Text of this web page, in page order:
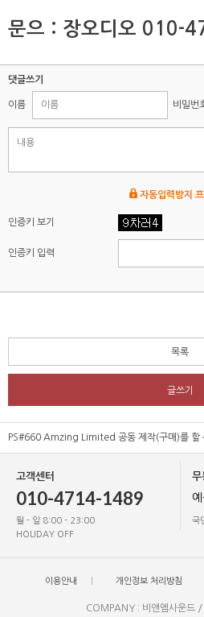
문으 : 장오디오 010-
댓글쓰기
이름 비밀번
자동입력방지
인증키 보기
인증키 입력
목록
글쓰기
PS#660 Amzing Limited 공동 제작(구매)를 할
고객센터
010-4714-1489
월 - 일 8:00 - 23:00
HOLIDAY OFF
무
국
이용안내 개인정보 처리방침
COMPANY : 비앤엠사운드